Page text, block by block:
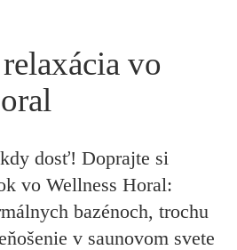
vo
dosť! Doprajte si
vo Wellness Horal:
bazénoch, trochu
v saunovom svete